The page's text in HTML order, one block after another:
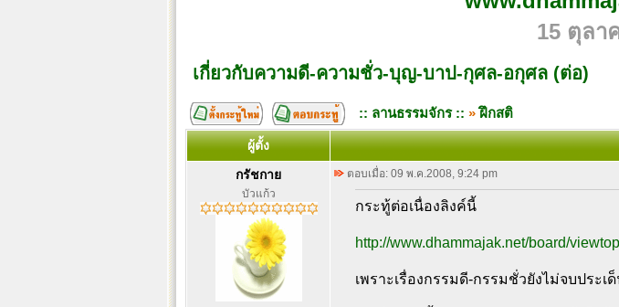
15 ตุลา
เกี่ยวกับความดี-ความชั่ว-บุญ-บาป-กุศล-อกุศล (ต่อ)
:: ลานธรรมจักร :: »ฝึกสติ
ผู้ตั้ง
กรัชกาย
บัวแก้ว
ตอบเมื่อ: 09 พ.ค.2008, 9:24 pm
กระทู้ต่อเนื่องลิงค์นี้
http://www.dhammajak.net/board/
เพราะเรื่องกรรมดี-กรรมชั่วยังไม่จบประ